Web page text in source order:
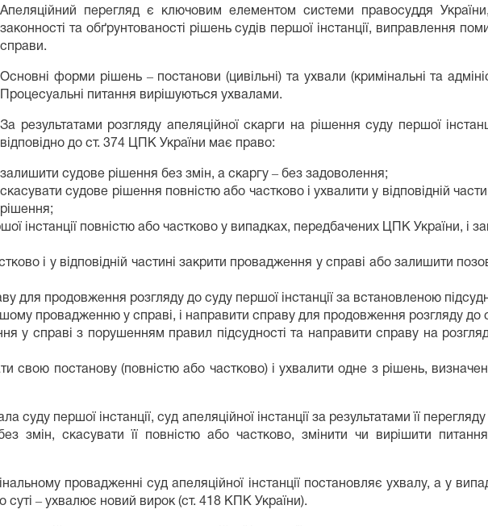
Апеляційний перегляд є ключовим елементом системи правосуддя
законності та обґрунтованості рішень судів першої інстанції, виправлення
справи.
Основні форми рішень ‒ постанови (цивільні) та ухвали (кримінальні та
Процесуальні питання вирішуються ухвалами.
За результатами розгляду апеляційної скарги на рішення суду першої
відповідно до ст. 374 ЦПК України має право:
залишити судове рішення без змін, а скаргу ‒ без задоволення;
скасувати судове рішення повністю або частково і ухвалити у відповідній
рішення;
інстанції повністю або частково у випадках, передбачених ЦПК України, і
і у відповідній частині закрити провадження у справі або залишити
для продовження розгляду до суду першої інстанції за встановленою
провадженню у справі, і направити справу для продовження розгляду до
у справі з порушенням правил підсудності та направити справу на
свою постанову (повністю або частково) і ухвалити одне з рішень,
першої інстанції, суд апеляційної інстанції за результатами її
змін, скасувати її повністю або частково, змінити чи вирішити
провадженні суд апеляційної інстанції постановляє ухвалу, а у
суті ‒ ухвалює новий вирок (ст. 418 КПК України).